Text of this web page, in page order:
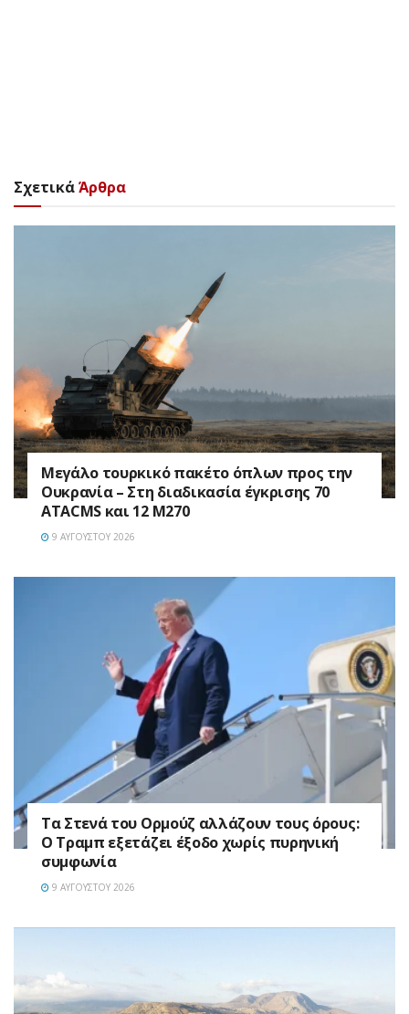
ΣχετικάΆρθρα
Μεγάλο τουρκικό πακέτο όπλων προς την
Ουκρανία – Στη διαδικασία έγκρισης 70
ATACMS και 12 M270
9 ΑΥΓΟΎΣΤΟΥ 2026
Τα Στενά του Ορμούζ αλλάζουν τους όρους:
Ο Τραμπ εξετάζει έξοδο χωρίς πυρηνική
συμφωνία
9 ΑΥΓΟΎΣΤΟΥ 2026